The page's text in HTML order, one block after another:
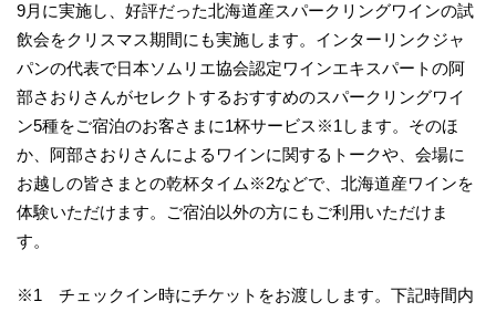
9月に実施し、好評だった北海道産スパークリングワインの試
飲会をクリスマス期間にも実施します。インターリンクジャ
パンの代表で日本ソムリエ協会認定ワインエキスパートの阿
部さおりさんがセレクトするおすすめのスパークリングワイ
ン5種をご宿泊のお客さまに1杯サービス※1します。そのほ
か、阿部さおりさんによるワインに関するトークや、会場に
お越しの皆さまとの乾杯タイム※2などで、北海道産ワインを
体験いただけます。ご宿泊以外の方にもご利用いただけま
す。
※1 チェックイン時にチケットをお渡しします。下記時間内